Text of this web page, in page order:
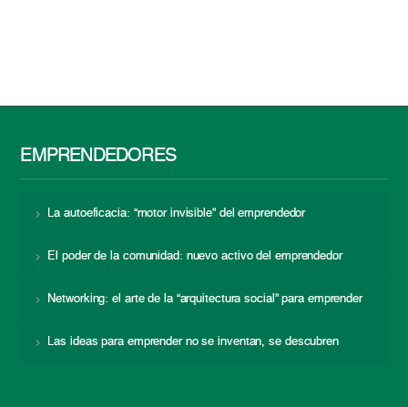
EMPRENDEDORES
La autoeficacia: “motor invisible” del emprendedor
El poder de la comunidad: nuevo activo del emprendedor
Networking: el arte de la “arquitectura social” para emprender
Las ideas para emprender no se inventan, se descubren